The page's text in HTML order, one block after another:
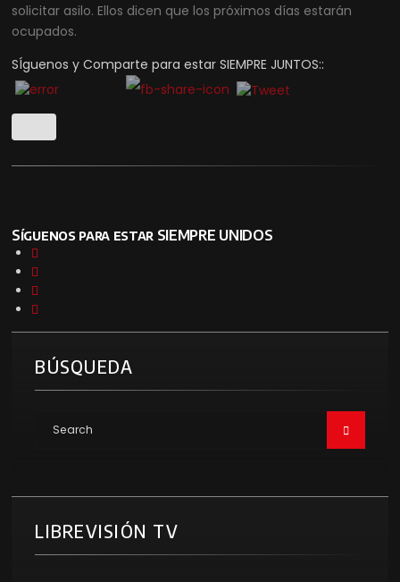
solicitar asilo. Ellos dicen que los próximos días estarán
ocupados.
SÍguenos y Comparte para estar SIEMPRE JUNTOS::
Síguenos para estar SIEMPRE UNIDOS
BÚSQUEDA
LIBREVISIÓN TV